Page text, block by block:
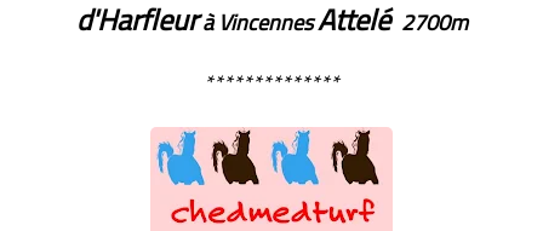
d'Harfleurà VincennesAttelé 2700m
**************